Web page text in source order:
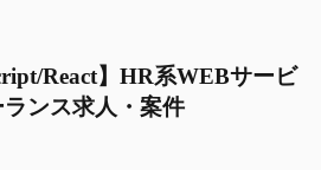
React】HR系WEBサービ
ンス求人・案件